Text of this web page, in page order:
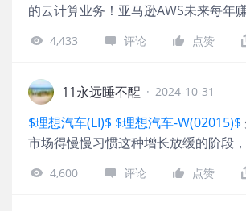
的云计算业务！亚马逊AWS未来每年
4,433 评论 点赞
11永远睡不醒 · 2024-10-31
$理想汽车(LI)$ $理想汽车-W(02015)$
市场得慢慢习惯这种增长放缓的阶段
4,600 评论 点赞